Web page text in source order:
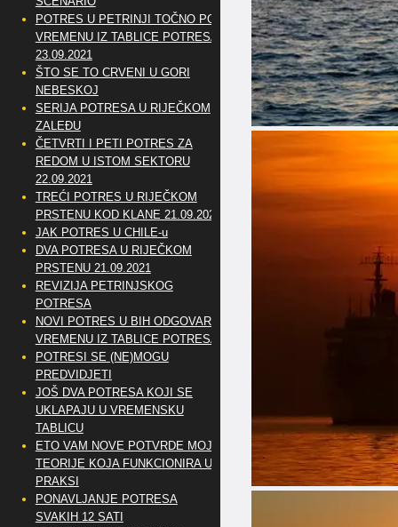
POTRES U PETRINJI TOČNO PO
VREMENU IZ TABLICE POTRESA
23.09.2021
ŠTO SE TO CRVENI U GORI
NEBESKOJ
SERIJA POTRESA U RIJEČKOM
ZALEĐU
ČETVRTI I PETI POTRES ZA
REDOM U ISTOM SEKTORU
22.09.2021
TREĆI POTRES U RIJEČKOM
PRSTENU KOD KLANE 21.09.2021
JAK POTRES U CHILE-u
DVA POTRESA U RIJEČKOM
PRSTENU 21.09.2021
REVIZIJA PETRINJSKOG
POTRESA
NOVI POTRES U BIH ODGOVARA
VREMENU IZ TABLICE POTRESA
POTRESI SE (NE)MOGU
PREDVIDJETI
JOŠ DVA POTRESA KOJI SE
UKLAPAJU U VREMENSKU
TABLICU
ETO VAM NOVE POTVRDE MOJE
TEORIJE KOJA FUNKCIONIRA U
PRAKSI
PONAVLJANJE POTRESA
SVAKIH 12 SATI